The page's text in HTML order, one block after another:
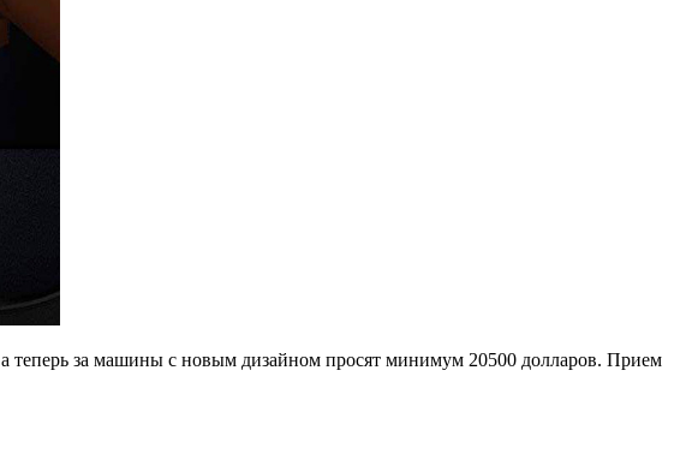
за машины с новым дизайном просят минимум 20500 долларов. Прием